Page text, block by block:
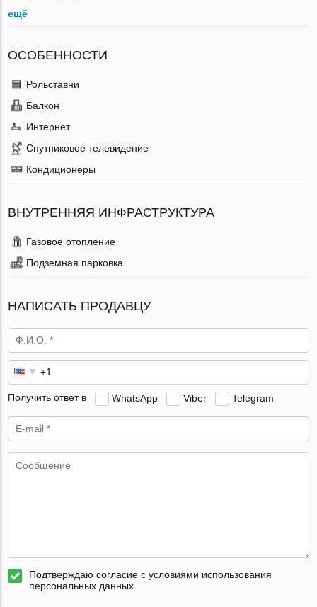
ещё
ОСОБЕННОСТИ
Рольставни
Балкон
Интернет
Спутниковое телевидение
Кондиционеры
ВНУТРЕННЯЯ ИНФРАСТРУКТУРА
Газовое отопление
Подземная парковка
НАПИСАТЬ ПРОДАВЦУ
Получить ответ в WhatsApp Viber Telegram
Подтверждаю согласие с условиями использования
персональных данных